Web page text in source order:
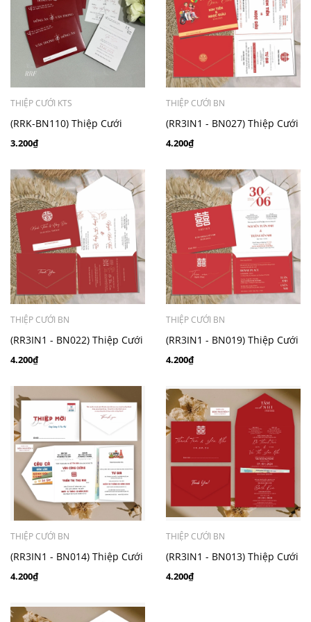
THIỆP CƯỚI KTS
(RRK-BN110) Thiệp Cưới
Công Giáo Hiện Đại
3.200₫
THIỆP CƯỚI BN
(RR3IN1 - BN027) Thiệp Cưới
Gập 3 Có Bao Thư 3IN1
4.200₫
THIỆP CƯỚI BN
(RR3IN1 - BN022) Thiệp Cưới
Gập 3 Có Bao Thư 3IN1
4.200₫
THIỆP CƯỚI BN
(RR3IN1 - BN019) Thiệp Cưới
Gập 3 Có Bao Thư 3IN1
4.200₫
THIỆP CƯỚI BN
(RR3IN1 - BN014) Thiệp Cưới
Gập 3 Có Bao Thư 3IN1
4.200₫
THIỆP CƯỚI BN
(RR3IN1 - BN013) Thiệp Cưới
Gập 3 Có Bao Thư 3IN1
4.200₫